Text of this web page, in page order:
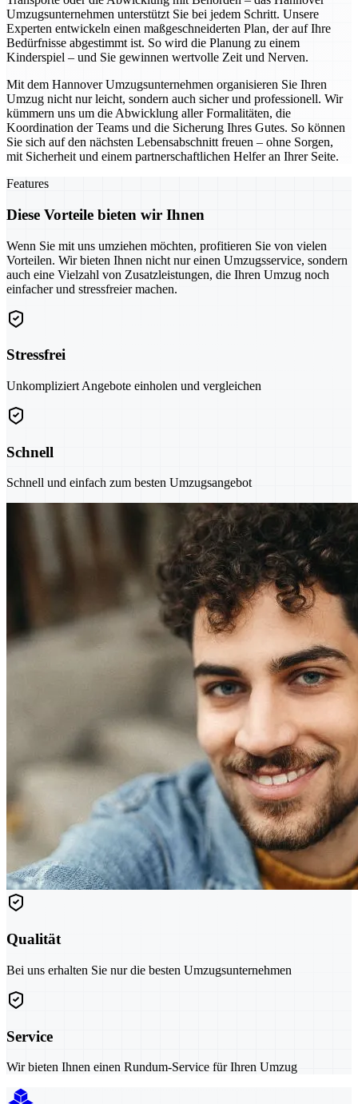
Umzugsunternehmen unterstützt Sie bei jedem Schritt. Unsere
Experten entwickeln einen maßgeschneiderten Plan, der auf Ihre
Bedürfnisse abgestimmt ist. So wird die Planung zu einem
Kinderspiel – und Sie gewinnen wertvolle Zeit und Nerven.
Mit dem Hannover Umzugsunternehmen organisieren Sie Ihren
Umzug nicht nur leicht, sondern auch sicher und professionell. Wir
kümmern uns um die Abwicklung aller Formalitäten, die
Koordination der Teams und die Sicherung Ihres Gutes. So können
Sie sich auf den nächsten Lebensabschnitt freuen – ohne Sorgen,
mit Sicherheit und einem partnerschaftlichen Helfer an Ihrer Seite.
Features
Diese Vorteile bieten wir Ihnen
Wenn Sie mit uns umziehen möchten, profitieren Sie von vielen
Vorteilen. Wir bieten Ihnen nicht nur einen Umzugsservice, sondern
auch eine Vielzahl von Zusatzleistungen, die Ihren Umzug noch
einfacher und stressfreier machen.
Stressfrei
Unkompliziert Angebote einholen und vergleichen
Schnell
Schnell und einfach zum besten Umzugsangebot
Qualität
Bei uns erhalten Sie nur die besten Umzugsunternehmen
Service
Wir bieten Ihnen einen Rundum-Service für Ihren Umzug